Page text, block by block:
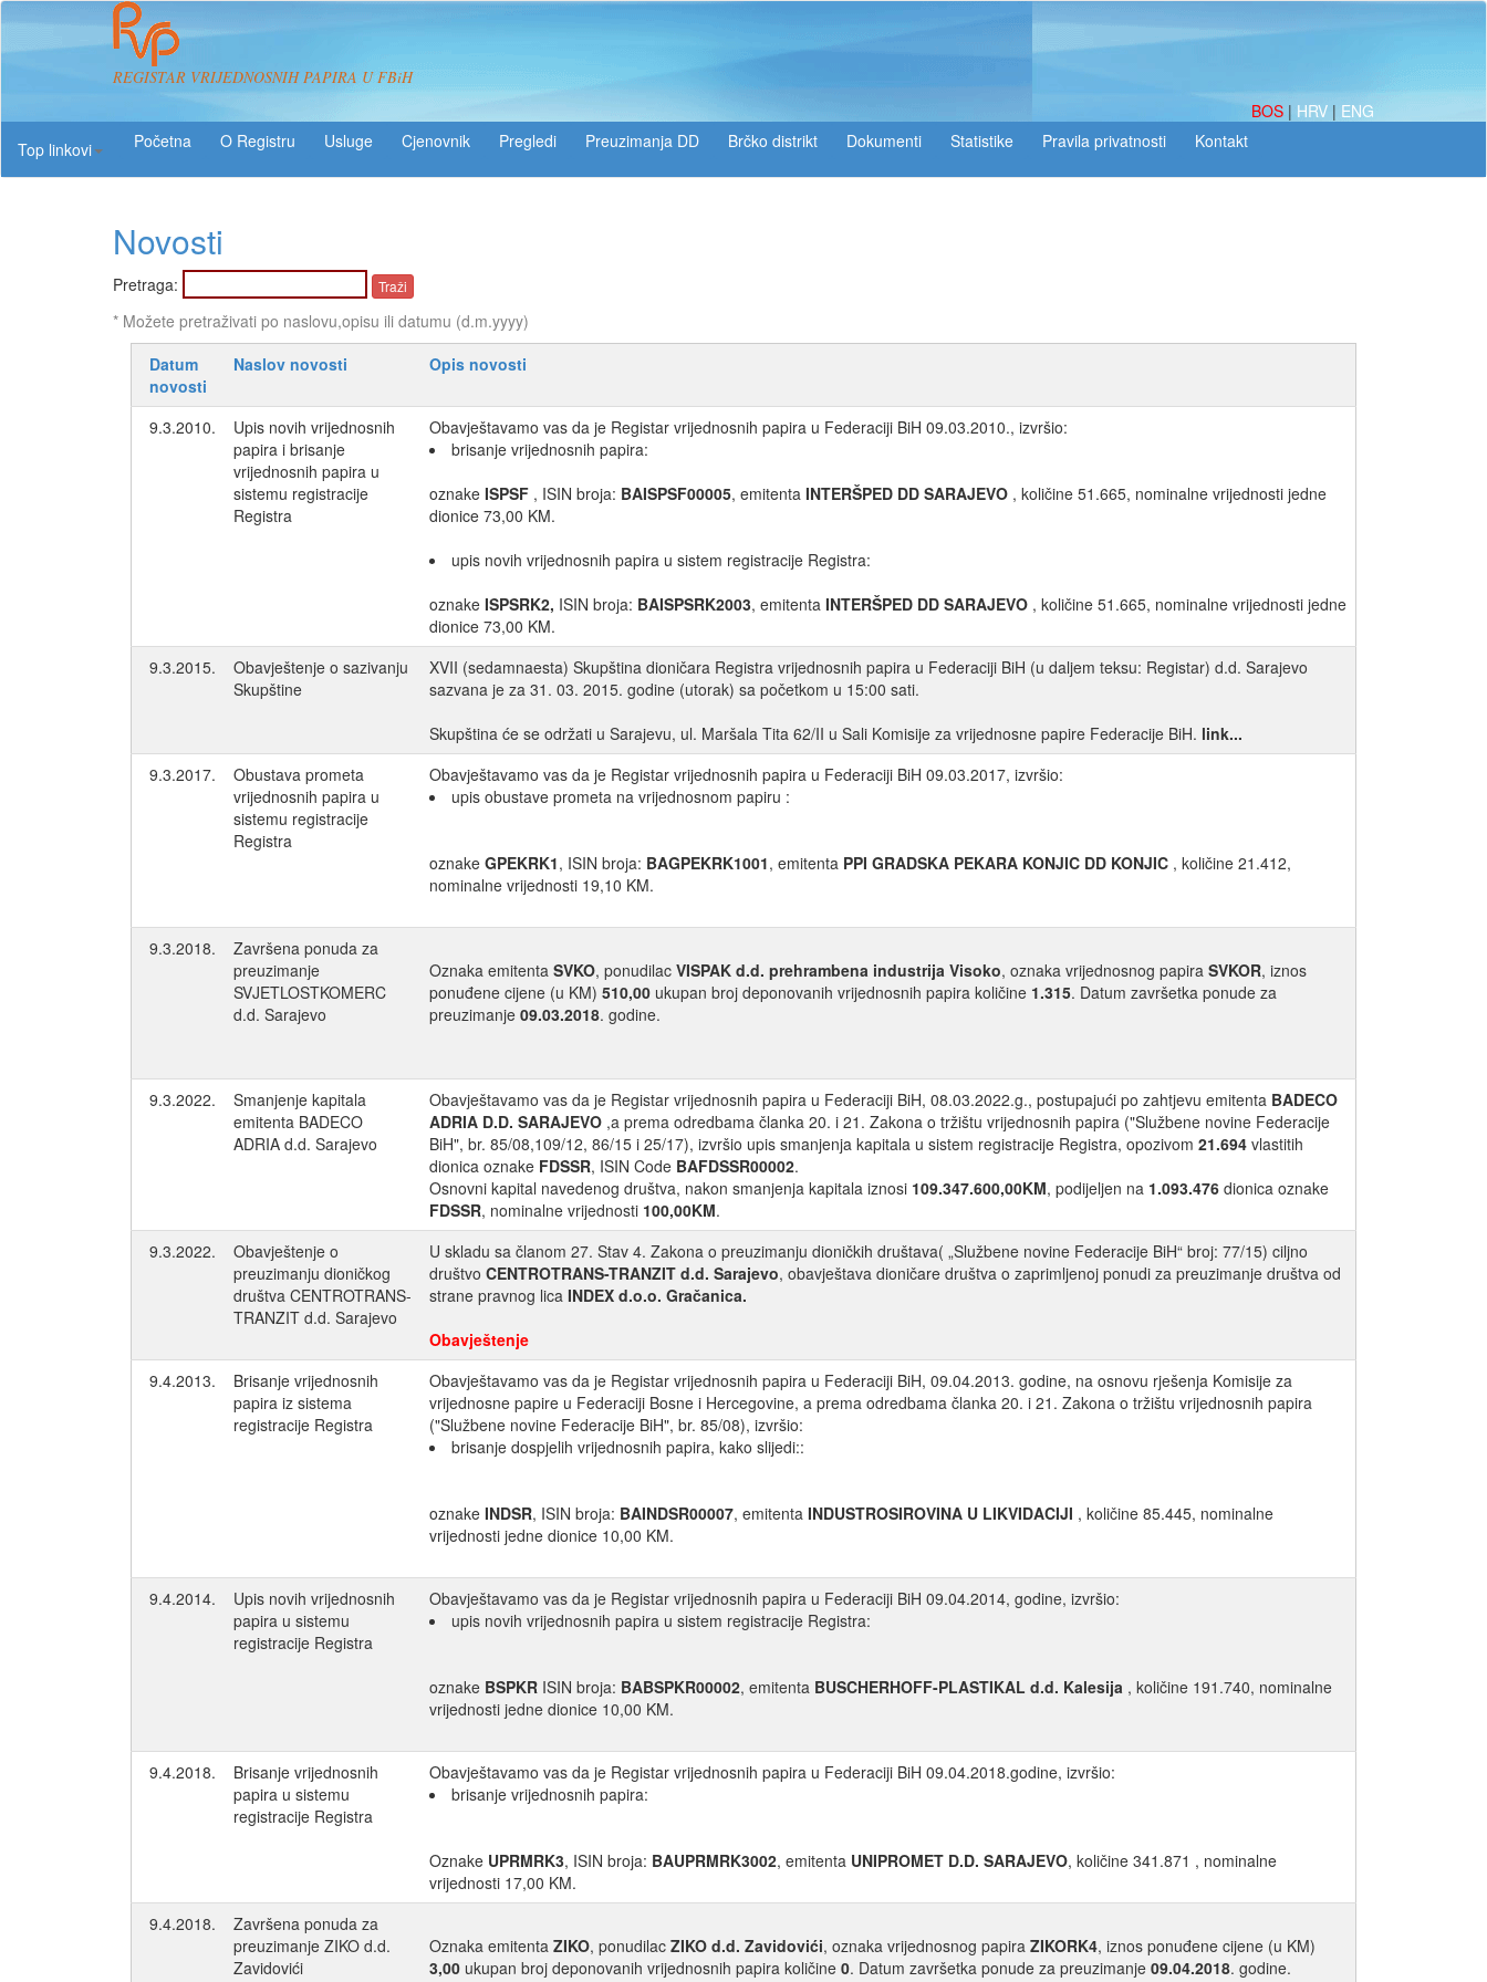
REGISTAR VRIJEDNOSNIH PAPIRA U FBiH
BOS | HRV | ENG
Top linkovi
O Registru Usluge Pregledi Preuzimanja DD Brčko distrikt Dokumenti Statistike
Novosti
Pretraga:
* Možete pretraživati po naslovu,opisu ili datumu (d.m.yyyy)
Datum
novosti
Naslov novosti Opis novosti
9.3.2010.
Upis novih vrijednosnih
papira i brisanje
vrijednosnih papira u
sistemu registracije
Registra
Obavještavamo vas da je Registar vrijednosnih papira u Federaciji BiH 09.03.2010., izvršio:
brisanje vrijednosnih papira:
oznake ISPSF , ISIN broja: BAISPSF00005, emitenta INTERŠPED DD SARAJEVO , količine 51.665, nominalne vrijednosti jedne
dionice 73,00 KM.
upis novih vrijednosnih papira u sistem registracije Registra:
oznake ISPSRK2, ISIN broja: BAISPSRK2003, emitenta INTERŠPED DD SARAJEVO , količine 51.665, nominalne vrijednosti jedne
dionice 73,00 KM.
9.3.2015.
Obavještenje o sazivanju
Skupštine
XVII (sedamnaesta) Skupština dioničara Registra vrijednosnih papira u Federaciji BiH (u daljem teksu: Registar) d.d. Sarajevo
sazvana je za 31. 03. 2015. godine (utorak) sa početkom u 15:00 sati.
Skupština će se održati u Sarajevu, ul. Maršala Tita 62/II u Sali Komisije za vrijednosne papire Federacije BiH. link...
9.3.2017.
Obustava prometa
vrijednosnih papira u
sistemu registracije
Registra
Obavještavamo vas da je Registar vrijednosnih papira u Federaciji BiH 09.03.2017, izvršio:
upis obustave prometa na vrijednosnom papiru :
oznake GPEKRK1, ISIN broja: BAGPEKRK1001, emitenta PPI GRADSKA PEKARA KONJIC DD KONJIC , količine 21.412,
nominalne vrijednosti 19,10 KM.
9.3.2018.
Završena ponuda za
preuzimanje
SVJETLOSTKOMERC
d.d. Sarajevo
Oznaka emitenta SVKO, ponudilac VISPAK d.d. prehrambena industrija Visoko, oznaka vrijednosnog papira SVKOR, iznos
ponuđene cijene (u KM) 510,00 ukupan broj deponovanih vrijednosnih papira količine 1.315. Datum završetka ponude za
preuzimanje 09.03.2018. godine.
9.3.2022.
Smanjenje kapitala
emitenta BADECO
ADRIA d.d. Sarajevo
Obavještavamo vas da je Registar vrijednosnih papira u Federaciji BiH, 08.03.2022.g., postupajući po zahtjevu emitenta BADECO
ADRIA D.D. SARAJEVO ,a prema odredbama članka 20. i 21. Zakona o tržištu vrijednosnih papira ("Službene novine Federacije
BiH", br. 85/08,109/12, 86/15 i 25/17), izvršio upis smanjenja kapitala u sistem registracije Registra, opozivom 21.694 vlastitih
dionica oznake FDSSR, ISIN Code BAFDSSR00002.
Osnovni kapital navedenog društva, nakon smanjenja kapitala iznosi 109.347.600,00KM, podijeljen na 1.093.476 dionica oznake
FDSSR, nominalne vrijednosti 100,00KM.
9.3.2022.
Obavještenje o
preuzimanju dioničkog
društva CENTROTRANS-
TRANZIT d.d. Sarajevo
U skladu sa članom 27. Stav 4. Zakona o preuzimanju dioničkih društava( „Službene novine Federacije BiH“ broj: 77/15) ciljno
društvo CENTROTRANS-TRANZIT d.d. Sarajevo, obavještava dioničare društva o zaprimljenoj ponudi za preuzimanje društva od
strane pravnog lica INDEX d.o.o. Gračanica.
Obavještenje
9.4.2013.
Brisanje vrijednosnih
papira iz sistema
registracije Registra
Obavještavamo vas da je Registar vrijednosnih papira u Federaciji BiH, 09.04.2013. godine, na osnovu rješenja Komisije za
vrijednosne papire u Federaciji Bosne i Hercegovine, a prema odredbama članka 20. i 21. Zakona o tržištu vrijednosnih papira
("Službene novine Federacije BiH", br. 85/08), izvršio:
brisanje dospjelih vrijednosnih papira, kako slijedi::
oznake INDSR, ISIN broja: BAINDSR00007, emitenta INDUSTROSIROVINA U LIKVIDACIJI , količine 85.445, nominalne
vrijednosti jedne dionice 10,00 KM.
9.4.2014.
Upis novih vrijednosnih
papira u sistemu
registracije Registra
Obavještavamo vas da je Registar vrijednosnih papira u Federaciji BiH 09.04.2014, godine, izvršio:
upis novih vrijednosnih papira u sistem registracije Registra:
oznake BSPKR ISIN broja: BABSPKR00002, emitenta BUSCHERHOFF-PLASTIKAL d.d. Kalesija , količine 191.740, nominalne
vrijednosti jedne dionice 10,00 KM.
9.4.2018.
Brisanje vrijednosnih
papira u sistemu
registracije Registra
Obavještavamo vas da je Registar vrijednosnih papira u Federaciji BiH 09.04.2018.godine, izvršio:
brisanje vrijednosnih papira:
Oznake UPRMRK3, ISIN broja: BAUPRMRK3002, emitenta UNIPROMET D.D. SARAJEVO, količine 341.871 , nominalne
vrijednosti 17,00 KM.
9.4.2018.
Završena ponuda za
preuzimanje ZIKO d.d.
Zavidovići
Oznaka emitenta ZIKO, ponudilac ZIKO d.d. Zavidovići, oznaka vrijednosnog papira ZIKORK4, iznos ponuđene cijene (u KM)
3,00 ukupan broj deponovanih vrijednosnih papira količine 0. Datum završetka ponude za preuzimanje 09.04.2018. godine.